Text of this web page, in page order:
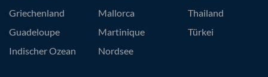
Griechenland
Guadeloupe
Indischer Ozean
Mallorca
Martinique
Nordsee
Thailand
Türkei